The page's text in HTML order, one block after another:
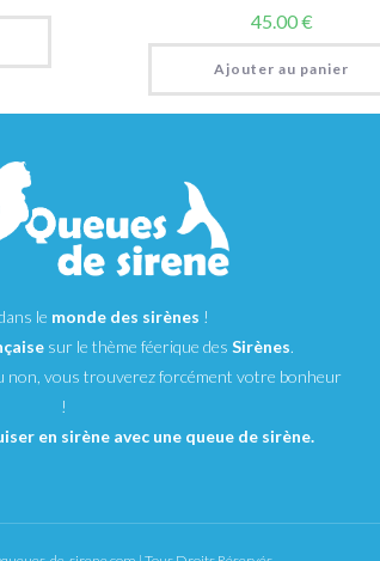
45.00€
Ajouter au panier
le monde des sirènes !
sur le thème féerique des Sirènes.
non, vous trouverez forcément votre bonheur
!
en sirène avec une queue de sirène.